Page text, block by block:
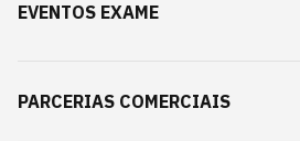
EVENTOS EXAME
PARCERIAS COMERCIAIS